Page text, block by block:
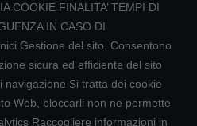
COOKIE FINALITA’ TEMPI DI
IN CASO DI
Gestione del sito. Consentono
sicura ed efficiente del sito
navigazione Si tratta dei cookie
Web, bloccarli non ne permette
Raccogliere informazioni in